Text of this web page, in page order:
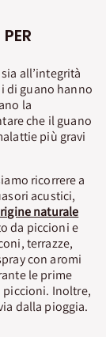
all’integrità
di guano hanno
la
che il guano
più gravi
ricorrere a
acustici,
naturale
da piccioni e
terrazze,
con aromi
le prime
piccioni. Inoltre,
dalla pioggia.